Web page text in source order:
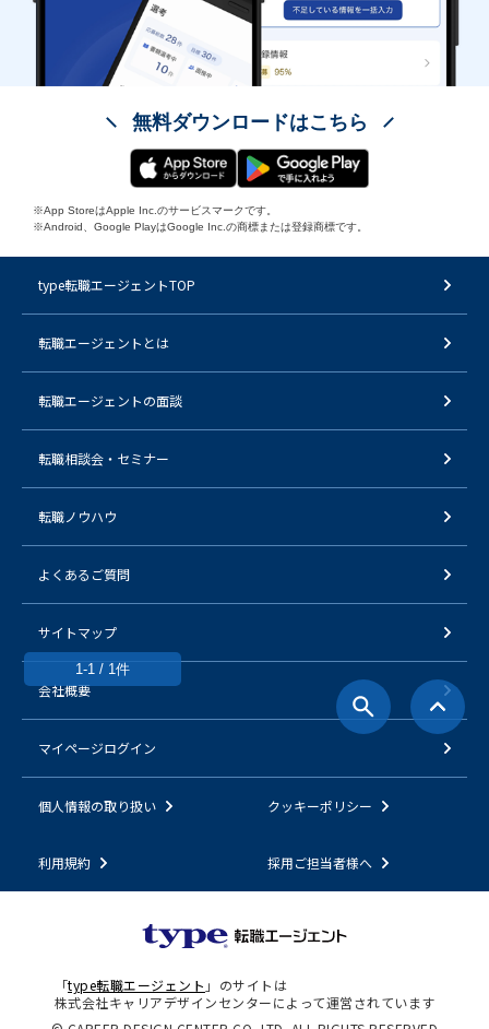
1-1 / 1件
無料ダウンロードはこちら
※App StoreはApple Inc.のサービスマークです。
※Android、Google PlayはGoogle Inc.の商標または登録商標です。
type転職エージェントTOP
転職エージェントとは
転職エージェントの面談
転職相談会・セミナー
転職ノウハウ
よくあるご質問
サイトマップ
会社概要
マイページログイン
個人情報の取り扱い クッキーポリシー
利用規約 採用ご担当者様へ
「type転職エージェント 」のサイトは
株式会社キャリアデザインセンターによって運営されています